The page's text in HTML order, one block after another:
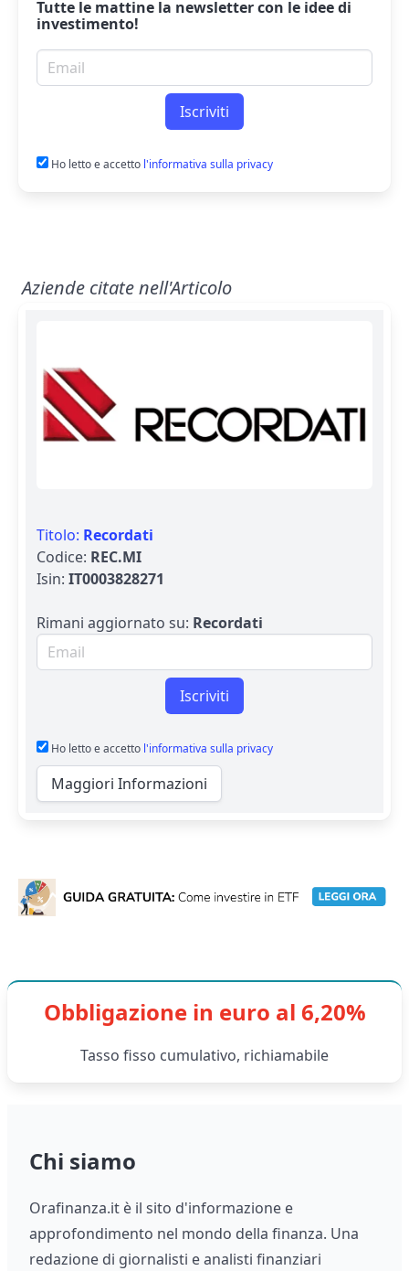
Tutte le mattine la newslettercon le idee di
investimento!
Email per newsletter
Iscriviti
Ho letto e accetto l'informativa sulla privacy
Aziende citate nell'Articolo
Titolo: Recordati
Codice: REC.MI
Isin: IT0003828271
Rimani aggiornato su: Recordati
Email per newsletter
Iscriviti
Ho letto e accetto l'informativa sulla privacy
Maggiori Informazioni
Obbligazione in euro al 6,20%
Tasso fisso cumulativo, richiamabile
Chi siamo
Orafinanza.it è il sito d'informazione e
approfondimento nel mondo della finanza. Una
redazione di giornalisti e analisti finanziari